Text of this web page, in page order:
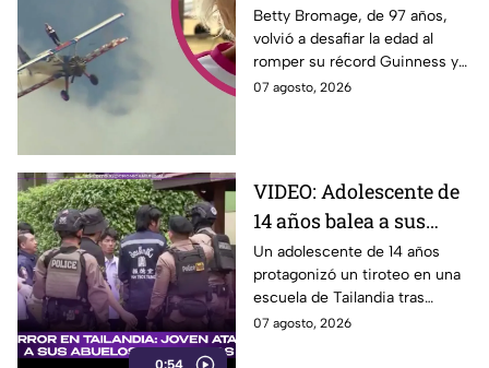
Récord Guinness al
caminar sobre ala de
avión en vuelo;
acababa de sufrir un
Betty Bromage, de 97 años,
volvió a desafiar la edad al
romper su récord Guinness y
recaudar fondos para un
07 agosto, 2026
0:54
VIDEO: Adolescente de
14 años balea a sus
abuelos y luego tirotea
su escuela, dejando
siete muertos y 15
heridos
Un adolescente de 14 años
protagonizó un tiroteo en una
escuela de Tailandia tras
presuntamente atacar primero
07 agosto, 2026